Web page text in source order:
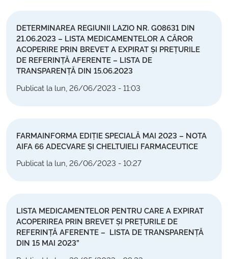
DETERMINAREA REGIUNII LAZIO NR. G08631 DIN
21.06.2023 – LISTA MEDICAMENTELOR A CĂROR
ACOPERIRE PRIN BREVET A EXPIRAT ȘI PREȚURILE
DE REFERINȚĂ AFERENTE – LISTA DE
TRANSPARENȚĂ DIN 15.06.2023
Publicat la lun, 26/06/2023 - 11:03
FARMAINFORMA EDIȚIE SPECIALĂ MAI 2023 – NOTA
AIFA 66 ADECVARE ȘI CHELTUIELI FARMACEUTICE
Publicat la lun, 26/06/2023 - 10:27
LISTA MEDICAMENTELOR PENTRU CARE A EXPIRAT
ACOPERIREA PRIN BREVET ȘI PREȚURILE DE
REFERINȚĂ AFERENTE – LISTA DE TRANSPARENȚĂ
DIN 15 MAI 2023”